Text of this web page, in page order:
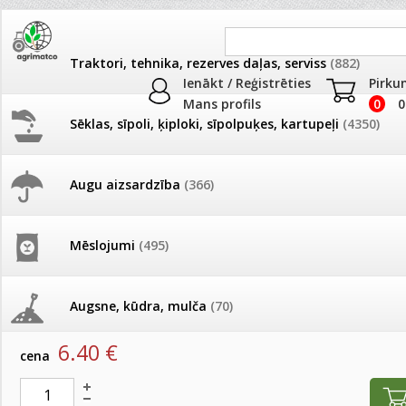
Ienākt / Reģistrēties
Mans profils
0
Traktori, tehnika, rezerves daļas, serviss (882)
Sēklas, sīpoli, ķiploki, sīpolpuķes, kartupeļi (4350)
Augu aizsardzība (366)
Mēslojumi (495)
Augsne, kūdra, mulča (70)
Podi un kasetes
JAUNUMI
Pašlasīšanas vietu katalogs
26.05. Vebinārs - Kā ierobežot
gliemežus piemājas dārzā un
Ūdens piemērotības noteikšana
AKCIJAS
frēze + mulčieris +
AKCIJAS komplekts -
Deratizācija, dezinsekcija
Produkti »Deratizācija, dezinsekcija
Salnām dūmu svece
artikuls: 3210 EAN:4750473008190
cena 6.40 €